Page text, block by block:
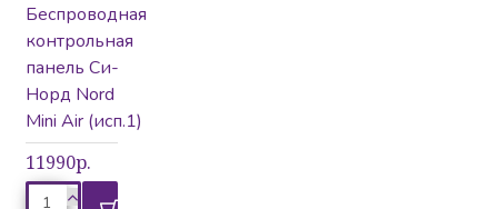
Беспроводная
контрольная
панель Си-
Норд Nord
Mini Air (исп.1)
11990р.